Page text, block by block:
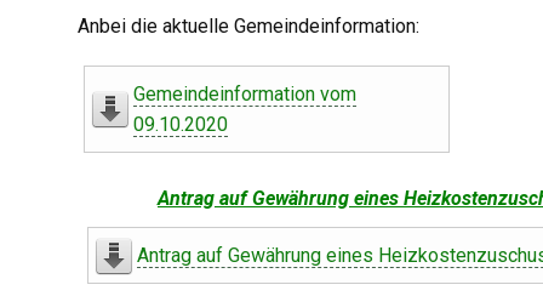
Anbei die aktuelle Gemeindeinformation:
Gemeindeinformation vom
09.10.2020
Antrag auf Gewährung eines
Antrag auf Gewährung eines